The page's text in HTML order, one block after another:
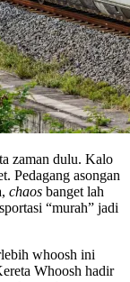
zaman dulu. Kalo
Pedagang asongan
chaos banget lah
“murah” jadi
whoosh ini
Whoosh hadir